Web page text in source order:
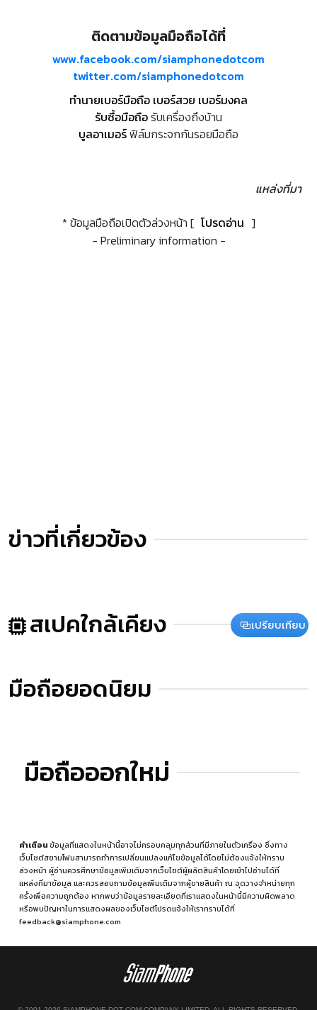
ติดตามข้อมูลมือถือได้ที่
www.facebook.com/siamphonedotcom
twitter.com/siamphonedotcom
ทำนายเบอร์มือถือ เบอร์สวย เบอร์มงคล
รับซื้อมือถือรับเครื่องถึงบ้าน
บูลอาเมอร์ฟิล์มกระจกกันรอยมือถือ
แหล่งที่มา
* ข้อมูลมือถือเปิดตัวล่วงหน้า [ โปรดอ่าน ]
- Preliminary information -
ข่าวที่เกี่ยวข้อง
สเปคใกล้เคียง เปรียบเทียบ
มือถือยอดนิยม
มือถือออกใหม่
คำเตือนข้อมูลที่แสดงในหน้านี้อาจไม่ครอบคลุมทุกส่วนที่มีภายในตัวเครื่อง ซึ่งทาง
เว็บไซต์สยามโฟนสามารถทำการเปลี่ยนแปลงแก้ไขข้อมูลได้โดยไม่ต้องแจ้งให้ทราบ
ล่วงหน้า ผู้อ่านควรศึกษาข้อมูลเพิ่มเติมจากเว็บไซต์ผู้ผลิตสินค้าโดยเข้าไปอ่านได้ที่
แหล่งที่มาข้อมูล และควรสอบถามข้อมูลเพิ่มเติมจากผู้ขายสินค้า ณ จุดวางจำหน่ายทุก
ครั้งเพื่อความถูกต้อง หากพบว่าข้อมูลรายละเอียดที่เราแสดงในหน้านี้มีความผิดพลาด
หรือพบปัญหาในการแสดงผลของเว็บไซต์โปรดแจ้งให้เราทราบได้ที่
feedback@siamphone.com